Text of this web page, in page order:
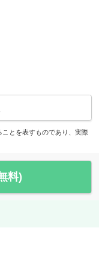
とを表すものであり、実際
料)